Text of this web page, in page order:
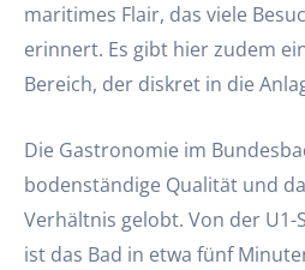
maritimes Flair, das viele
erinnert. Es gibt hier zudem
Bereich, der diskret in die
Die Gastronomie im
bodenständige Qualität und
Verhältnis gelobt. Von der U1-
ist das Bad in etwa fünf